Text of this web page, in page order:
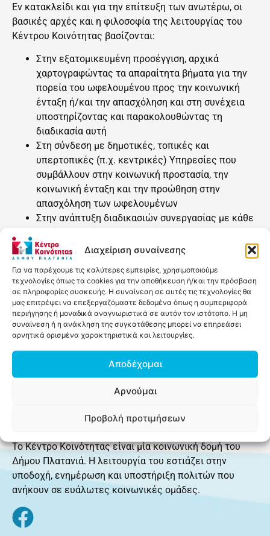
Διαχείριση συναίνεσης
Για να παρέχουμε τις καλύτερες εμπειρίες, χρησιμοποιούμε
τεχνολογίες όπως τα cookies για την αποθήκευση ή/και την πρόσβαση
σε πληροφορίες συσκευής. Η συναίνεση σε αυτές τις τεχνολογίες θα
μας επιτρέψει να επεξεργαζόμαστε δεδομένα όπως η συμπεριφορά
περιήγησης ή μοναδικά αναγνωριστικά σε αυτόν τον ιστότοπο. Η μη
συναίνεση ή η ανάκληση της συγκατάθεσης μπορεί να επηρεάσει
αρνητικά ορισμένα χαρακτηριστικά και λειτουργίες.
Αποδέχομαι
Αρνούμαι
Προβολή προτιμήσεων
Εν κατακλείδι και για την επίτευξη των ανωτέρω, οι
βασικές αρχές και η φιλοσοφία της λειτουργίας του
Κέντρου Κοινότητας βασίζονται:
Στην εξατομικευμένη προσέγγιση, αρχικά
χαρτογραφώντας τα απαραίτητα βήματα για την
πορεία του ωφελουμένου προς την κοινωνική
ένταξη ή/και την απασχόληση και στη συνέχεια
υποστηρίζοντας και παρακολουθώντας τη
διαδικασία αυτή
Στη σύνδεση με δημοτικές, τοπικές και
υπερτοπικές (π.χ. κεντρικές) Υπηρεσίες που
συμβάλλουν στην κοινωνική προστασία, την
κοινωνική ένταξη και την προώθηση στην
απασχόληση των ωφελουμένων
Στην ανάπτυξη διαδικασιών συνεργασίας με κάθε
Στη δημιουργία δικτύων (και εν γένει, στη
δικτύωση) μεταξύ του Κέντρου Κοινότητας και
φορέων που υλοποιούν δράσεις ή ενέργειες
σχετικές με το αντικείμενο για τη διασφάλιση, σε
τοπικό επίπεδο, της ολιστικής προσέγγισης.
Το Κέντρο Κοινότητας είναι μία κοινωνική δομή του
Δήμου Πλατανιά. Η λειτουργία του εστιάζει στην
υποδοχή, ενημέρωση και υποστήριξη πολιτών που
ανήκουν σε ευάλωτες κοινωνικές ομάδες.